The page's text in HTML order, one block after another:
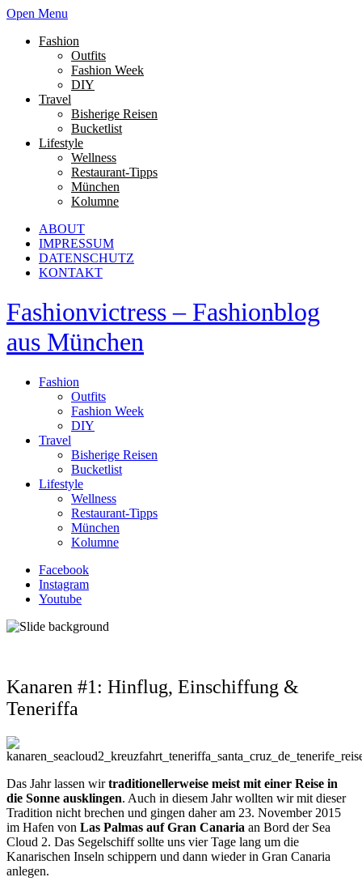
Open Menu
Fashion
Outfits
Fashion Week
DIY
Travel
Bisherige Reisen
Bucketlist
Lifestyle
Wellness
Restaurant-Tipps
München
Kolumne
ABOUT
IMPRESSUM
DATENSCHUTZ
KONTAKT
Fashionvictress – Fashionblog
aus München
Fashion
Outfits
Fashion Week
DIY
Travel
Bisherige Reisen
Bucketlist
Lifestyle
Wellness
Restaurant-Tipps
München
Kolumne
Facebook
Instagram
Youtube
Kanaren #1: Hinflug, Einschiffung &
Teneriffa
Das Jahr lassen wirtraditionellerweise meist mit einer Reise in
die Sonne ausklingen. Auch in diesem Jahr wollten wir mit dieser
Tradition nicht brechen und gingen daher am 23. November 2015
im Hafen von Las Palmas auf Gran Canaria an Bord der Sea
Cloud 2. Das Segelschiff sollte uns vier Tage lang um die
Kanarischen Inseln schippern und dann wieder in Gran Canaria
anlegen.